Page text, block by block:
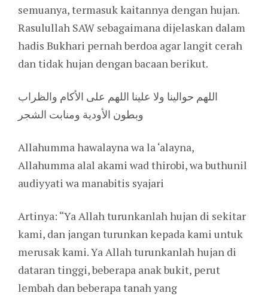
semuanya, termasuk kaitannya dengan hujan.
Rasulullah SAW sebagaimana dijelaskan dalam
hadis Bukhari pernah berdoa agar langit cerah
dan tidak hujan dengan bacaan berikut.
اللهم حوالينا ولا علينا اللهم على الأكام والظراب
وبطون الأودية ومنابت الشجر
Allahumma hawalayna wa la ‘alayna,
Allahumma alal akami wad thirobi, wa buthunil
audiyyati wa manabitis syajari
Artinya: “Ya Allah turunkanlah hujan di sekitar
kami, dan jangan turunkan kepada kami untuk
merusak kami. Ya Allah turunkanlah hujan di
dataran tinggi, beberapa anak bukit, perut
lembah dan beberapa tanah yang